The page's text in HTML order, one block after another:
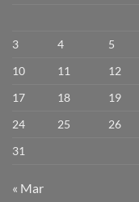
3
4 5
10
11 12
17
18 19
24
25 26
31
« Mar